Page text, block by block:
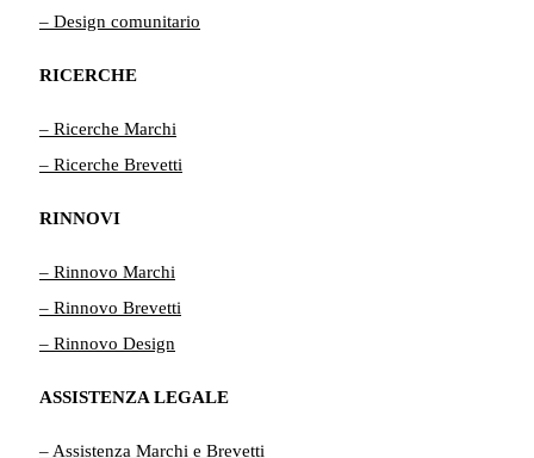
– Design comunitario
RICERCHE
– Ricerche Marchi
– Ricerche Brevetti
RINNOVI
– Rinnovo Marchi
– Rinnovo Brevetti
– Rinnovo Design
ASSISTENZA LEGALE
– Assistenza Marchi e Brevetti